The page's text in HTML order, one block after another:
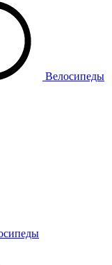
Велосипеды